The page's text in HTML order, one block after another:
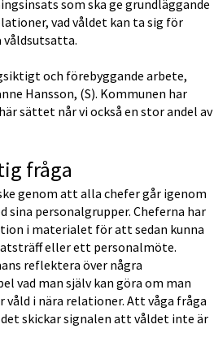
som ska ge grundläggande
vad våldet kan ta sig för
våldsutsatta.
och förebyggande arbete,
Hansson, (S). Kommunen har
sättet når vi också en stor andel av
fråga
genom att alla chefer går igenom
personalgrupper. Cheferna har
i materialet för att sedan kunna
eller ett personalmöte.
reflektera över några
vad man själv kan göra om man
i nära relationer. Att våga fråga
skickar signalen att våldet inte är